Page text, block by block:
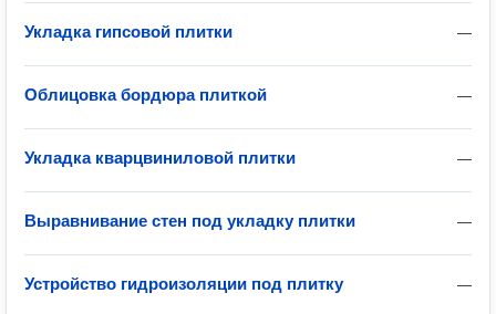
—
Укладка гипсовой плитки
—
Облицовка бордюра плиткой
—
Укладка кварцвиниловой плитки
—
Выравнивание стен под укладку плитки
—
Устройство гидроизоляции под плитку